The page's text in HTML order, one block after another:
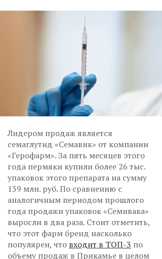
Лидером продаж является
семаглутид «Семавик» от компании
«Герофарм». За пять месяцев этого
года пермяки купили более 26 тыс.
упаковок этого препарата на сумму
139 млн. руб. По сравнению с
аналогичным периодом прошлого
года продажи упаковок «Семивака»
выросли в два раза. Стоит отметить,
что этот фарм бренд насколько
популярен, что входит в ТОП-3 по
объему продаж в Прикамье в целом